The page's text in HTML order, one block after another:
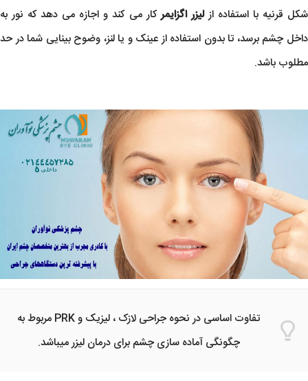
شکل قرنیه با استفاده ازلیزر اگزایمرکار می کند و اجازه می دهد که نور به
داخل چشم برسد، تا بدون استفاده از عینک و یا لنز، وضوح بینایی شما در حد
مطلوب باشد.
تفاوت اساسی در نحوه جراحی لازک ، لیزیک و PRK مربوط به
چگونگی آماده سازی چشم برای درمان لیزر میباشد.